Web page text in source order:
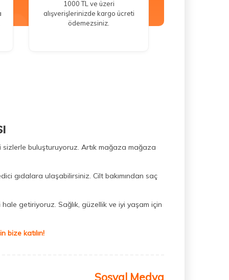
1000 TL ve üzeri
alışverişlerinizde kargo ücreti
ödemezsiniz.
sizlerle buluşturuyoruz. Artık mağaza mağaza
gıdalara ulaşabilirsiniz. Cilt bakımından saç
getiriyoruz. Sağlık, güzellik ve iyi yaşam için
bize katılın!
Sosyal Medya